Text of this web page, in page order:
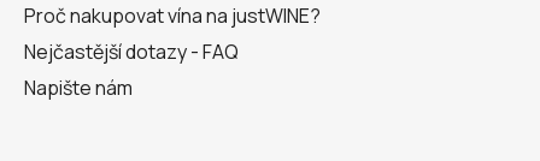
Proč nakupovat vína na justWINE?
Nejčastější dotazy - FAQ
Napište nám